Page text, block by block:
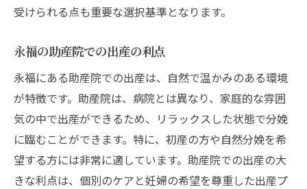
受けられる点も重要な選択基準となります。
永福の助産院での出産の利点
永福にある助産院での出産は、自然で温かみのある環境
が特徴です。助産院は、病院とは異なり、家庭的な雰囲
気の中で出産ができるため、リラックスした状態で分娩
に臨むことができます。特に、初産の方や自然分娩を希
望する方には非常に適しています。助産院での出産の大
きな利点は、個別のケアと妊婦の希望を尊重した出産プ